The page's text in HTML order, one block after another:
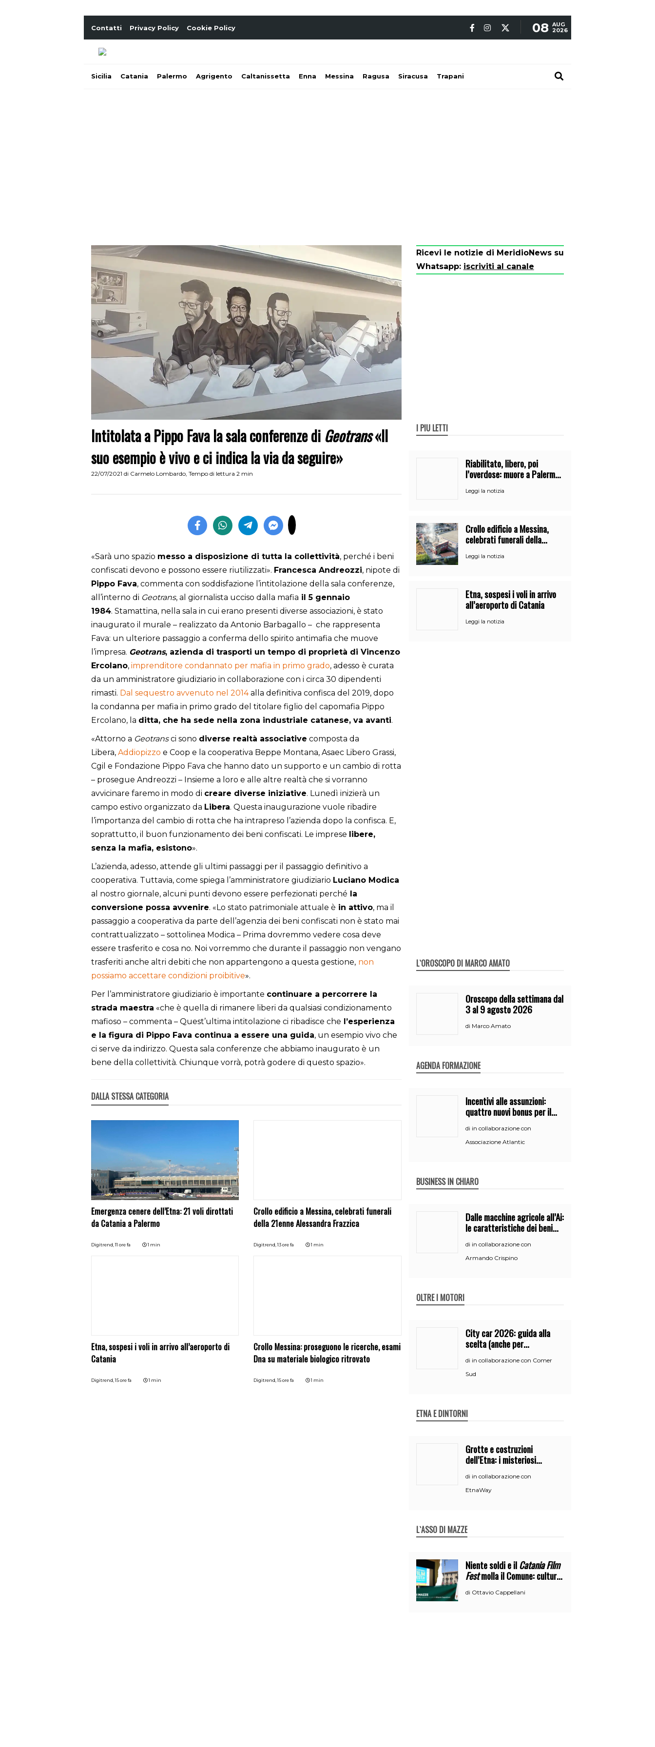
Contatti Privacy Policy Cookie Policy 08 AUG
2026
Sicilia Catania Palermo Agrigento Caltanissetta Enna Messina Ragusa Siracusa Trapani
Intitolata a Pippo Fava la sala conferenze di Geotrans«Il
suo esempio è vivo e ci indica la via da seguire»
22/07/2021 di Carmelo Lombardo, Tempo di lettura 2 min
«Sarà uno spazio messo a disposizione di tutta la collettività, perché i beni
confiscati devono e possono essere riutilizzati». Francesca Andreozzi, nipote di
Pippo Fava, commenta con soddisfazione l’intitolazione della sala conferenze,
all’interno di Geotrans, al giornalista ucciso dalla mafia il 5 gennaio
1984. Stamattina, nella sala in cui erano presenti diverse associazioni, è stato
inaugurato il murale – realizzato da Antonio Barbagallo – che rappresenta
Fava: un ulteriore passaggio a conferma dello spirito antimafia che muove
l’impresa. Geotrans, azienda di trasporti un tempo di proprietà di Vincenzo
Ercolano, imprenditore condannato per mafia in primo grado, adesso è curata
da un amministratore giudiziario in collaborazione con i circa 30 dipendenti
rimasti. Dal sequestro avvenuto nel 2014alla definitiva confisca del 2019, dopo
la condanna per mafia in primo grado del titolare figlio del capomafia Pippo
Ercolano, la ditta, che ha sede nella zona industriale catanese, va avanti.
«Attorno a Geotransci sono diverse realtà associative composta da
Libera, Addiopizzo e Coop e la cooperativa Beppe Montana, Asaec Libero Grassi,
Cgil e Fondazione Pippo Fava che hanno dato un supporto e un cambio di rotta
– prosegue Andreozzi – Insieme a loro e alle altre realtà che si vorranno
avvicinare faremo in modo di creare diverse iniziative. Lunedì inizierà un
campo estivo organizzato da Libera. Questa inaugurazione vuole ribadire
l’importanza del cambio di rotta che ha intrapreso l’azienda dopo la confisca. E,
soprattutto, il buon funzionamento dei beni confiscati. Le imprese libere,
senza la mafia, esistono».
L’azienda, adesso, attende gli ultimi passaggi per il passaggio definitivo a
cooperativa. Tuttavia, come spiega l’amministratore giudiziario Luciano Modica
al nostro giornale, alcuni punti devono essere perfezionati perché la
conversione possa avvenire. «Lo stato patrimoniale attuale è in attivo, ma il
passaggio a cooperativa da parte dell’agenzia dei beni confiscati non è stato mai
contrattualizzato – sottolinea Modica – Prima dovremmo vedere cosa deve
essere trasferito e cosa no. Noi vorremmo che durante il passaggio non vengano
trasferiti anche altri debiti che non appartengono a questa gestione, non
possiamo accettare condizioni proibitive».
Per l’amministratore giudiziario è importante continuare a percorrere la
strada maestra «che è quella di rimanere liberi da qualsiasi condizionamento
mafioso – commenta – Quest’ultima intitolazione ci ribadisce che l’esperienza
e la figura di Pippo Fava continua a essere una guida, un esempio vivo che
ci serve da indirizzo. Questa sala conferenze che abbiamo inaugurato è un
bene della collettività. Chiunque vorrà, potrà godere di questo spazio».
DALLA STESSA CATEGORIA
Emergenza cenere dell’Etna: 21 voli dirottati
da Catania a Palermo
Digitrend,11 ore fa 1 min
Crollo edificio a Messina, celebrati funerali
della 21enne Alessandra Frazzica
Digitrend,13 ore fa 1 min
Etna, sospesi i voli in arrivo all’aeroporto di
Catania
Digitrend,15 ore fa 1 min
Crollo Messina: proseguono le ricerche, esami
Dna su materiale biologico ritrovato
Digitrend,15 ore fa 1 min
Ricevi le notizie di MeridioNews su
Whatsapp: iscriviti al canale
I PIÙ LETTI
Riabilitato, libero, poi
l’overdose: muore a Palermo
comunità
Leggi la notizia
Crollo edificio a Messina,
celebrati funerali della
Leggi la notizia
Etna, sospesi i voli in arrivo
all’aeroporto di Catania
Leggi la notizia
L`OROSCOPO DI MARCO AMATO
Oroscopo della settimana dal
3 al 9 agosto 2026
di Marco Amato
AGENDA FORMAZIONE
Incentivi alle assunzioni:
quattro nuovi bonus per il
di in collaborazione con
Associazione Atlantic
BUSINESS IN CHIARO
Dalle macchine agricole all’Ai:
le caratteristiche dei beni
all’iperammortamento
di in collaborazione con
Armando Crispino
OLTRE I MOTORI
City car 2026: guida alla
scelta (anche per
neopatentati)
di in collaborazione con Comer
Sud
ETNA E DINTORNI
Grotte e costruzioni
dell’Etna: i misteriosi
di in collaborazione con
EtnaWay
L`ASSO DI MAZZE
Niente soldi e ilCatania Film
Festmolla il Comune: cultura
di Ottavio Cappellani